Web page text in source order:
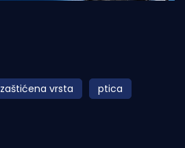
zaštićena vrsta ptica